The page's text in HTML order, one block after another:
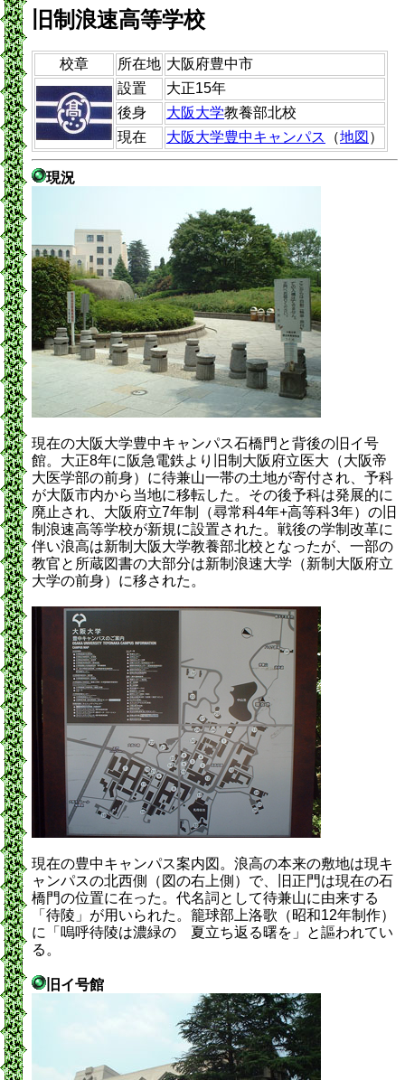
旧制浪速高等学校
校章 所在地 大阪府豊中市
設置
大正15年
後身
大阪大学教養部北校
現在
大阪大学豊中キャンパス （地図 ）
現況
現在の大阪大学豊中キャンパス石橋門と背後の旧イ号
館。大正8年に阪急電鉄より旧制大阪府立医大（大阪帝
大医学部の前身）に待兼山一帯の土地が寄付され、予科
が大阪市内から当地に移転した。その後予科は発展的に
廃止され、大阪府立7年制（尋常科4年+高等科3年）の旧
制浪速高等学校が新規に設置された。戦後の学制改革に
伴い浪高は新制大阪大学教養部北校となったが、一部の
教官と所蔵図書の大部分は新制浪速大学（新制大阪府立
大学の前身）に移された。
現在の豊中キャンパス案内図。浪高の本来の敷地は現キ
ャンパスの北西側（図の右上側）で、旧正門は現在の石
橋門の位置に在った。代名詞として待兼山に由来する
「待陵」が用いられた。籠球部上洛歌（昭和12年制作）
に「嗚呼待陵は濃緑の 夏立ち返る曙を」と謳われてい
る。
旧イ号館